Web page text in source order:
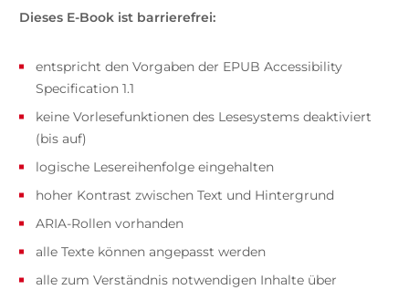
Dieses E-Book ist barrierefrei:
entspricht den Vorgaben der EPUB Accessibility
Specification 1.1
keine Vorlesefunktionen des Lesesystems deaktiviert
(bis auf)
logische Lesereihenfolge eingehalten
hoher Kontrast zwischen Text und Hintergrund
ARIA-Rollen vorhanden
alle Texte können angepasst werden
alle zum Verständnis notwendigen Inhalte über